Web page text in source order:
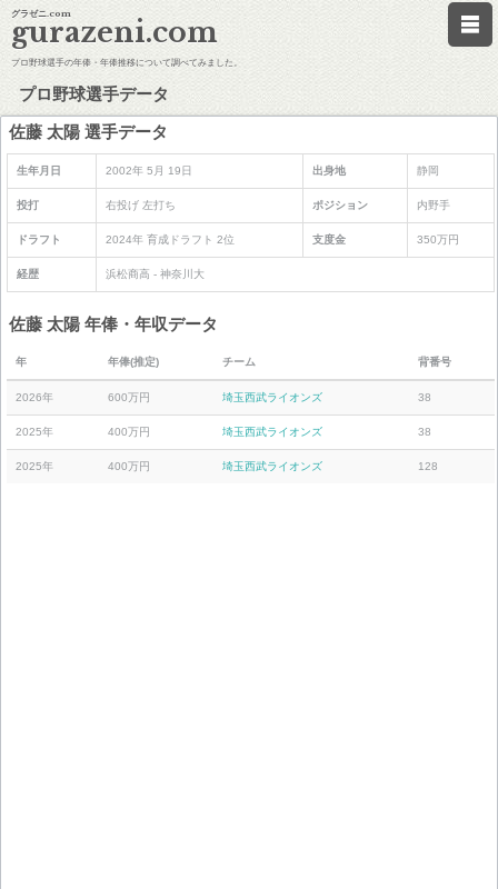
グラゼニ.com
gurazeni.com
プロ野球選手の年俸・年俸推移について調べてみました。
プロ野球選手データ
佐藤 太陽 選手データ
生年月日 2002年 5月 19日 出身地 静岡
投打 右投げ 左打ち ポジション 内野手
ドラフト 2024年 育成ドラフト 2位 支度金 350万円
経歴 浜松商高 - 神奈川大
佐藤 太陽 年俸・年収データ
年 年俸(推定) チーム 背番号
2026年 600万円 埼玉西武ライオンズ 38
2025年 400万円 埼玉西武ライオンズ 38
2025年 400万円 埼玉西武ライオンズ 128